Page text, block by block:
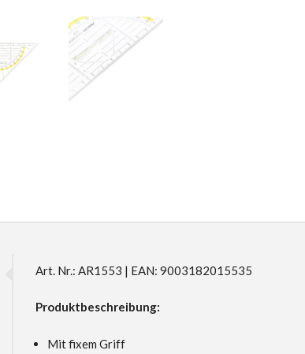
Art. Nr.: AR1553 | EAN: 9003182015535
Produktbeschreibung:
Mit fixem Griff